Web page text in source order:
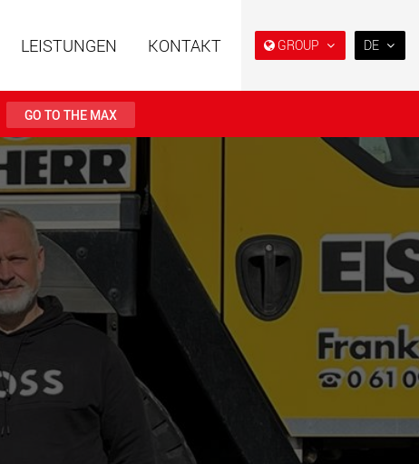
GROUP
in
Bauweise für
von 15 t bis 123 t
konzipiert für den US-Markt.
für
von 20 t bis 500 t
Batteriebetriebene
Elektrofahrzeuge mit
Nutzlasten ab 5 t
www.morello.eu.com
Nutzlastklassen in
SPMT und
Industrietransporter für
Nutzlasten bis 25.000 t und
mehr
www.cometto.com
DE
日本
PT
(BR)
LEISTUNGEN KONTAKT
GO TO THE MAX